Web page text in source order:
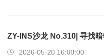
ZY-INS沙龙 No.310| 寻找
2026-05-20 16:00:00